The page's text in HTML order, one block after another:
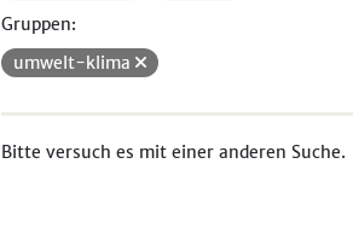
Gruppen:
umwelt-klima
Bitte versuch es mit einer anderen Suche.